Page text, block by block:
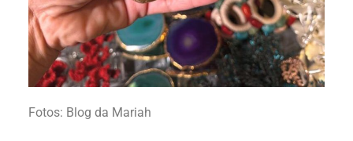
Fotos: Blog da Mariah